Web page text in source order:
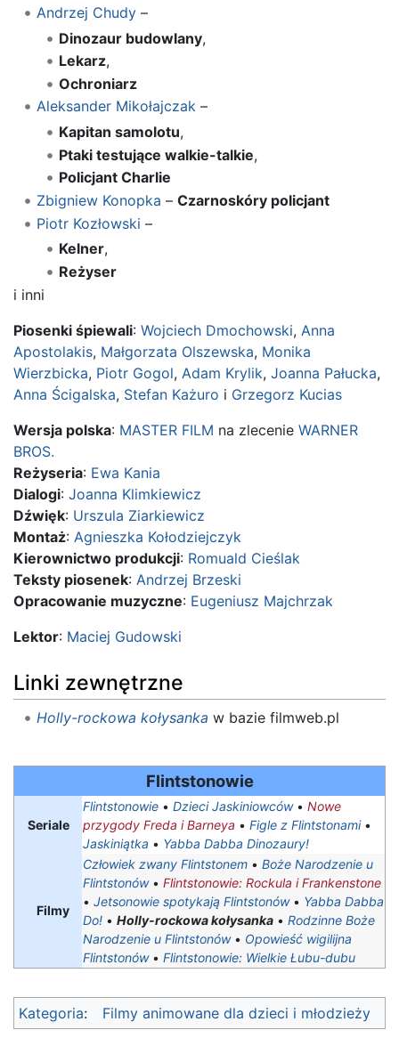
Andrzej Chudy–
Dinozaur budowlany,
Lekarz,
Ochroniarz
Aleksander Mikołajczak–
Kapitan samolotu,
Ptaki testujące walkie-talkie,
Policjant Charlie
Zbigniew Konopka – Czarnoskóry policjant
Piotr Kozłowski –
Kelner,
Reżyser
i inni
Piosenki śpiewali: Wojciech Dmochowski, Anna
Apostolakis, Małgorzata Olszewska, Monika
Wierzbicka, Piotr Gogol, Adam Krylik, Joanna Pałucka,
Anna Ścigalska, Stefan Każuro i Grzegorz Kucias
Wersja polska: MASTER FILM na zlecenie WARNER
BROS.
Reżyseria: Ewa Kania
Dialogi: Joanna Klimkiewicz
Dźwięk: Urszula Ziarkiewicz
Montaż: Agnieszka Kołodziejczyk
Kierownictwo produkcji: Romuald Cieślak
Teksty piosenek: Andrzej Brzeski
Opracowanie muzyczne: Eugeniusz Majchrzak
Lektor: Maciej Gudowski
Linki zewnętrzne
Holly-rockowa kołysanka w bazie filmweb.pl
Flintstonowie
Seriale
Flintstonowie • Dzieci Jaskiniowców• Nowe
przygody Freda i Barneya • Figle z Flintstonami•
Jaskiniątka • Yabba Dabba Dinozaury!
Filmy
Człowiek zwany Flintstonem • Boże Narodzenie u
Flintstonów• Flintstonowie: Rockula i Frankenstone
• Jetsonowie spotykają Flintstonów• Yabba Dabba
Do! • Holly-rockowa kołysanka • Rodzinne Boże
Narodzenie u Flintstonów• Opowieść wigilijna
Flintstonów• Flintstonowie: Wielkie Łubu-dubu
Kategoria: Filmy animowane dla dzieci i młodzieży